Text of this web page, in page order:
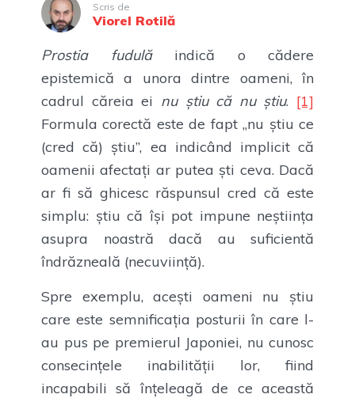
Scris de
Viorel Rotilă
Prostia fudulăindică o cădere
epistemică a unora dintre oameni, în
cadrul căreia ei nu știu că nu știu. [1]
Formula corectă este de fapt „nu știu ce
(cred că) știu”, ea indicând implicit că
oamenii afectați ar putea ști ceva. Dacă
ar fi să ghicesc răspunsul cred că este
simplu: știu că își pot impune neștiința
asupra noastră dacă au suficientă
îndrăzneală (necuviință).
Spre exemplu, acești oameni nu știu
care este semnificația posturii în care l-
au pus pe premierul Japoniei, nu cunosc
consecințele inabilității lor, fiind
incapabili să înțeleagă de ce această